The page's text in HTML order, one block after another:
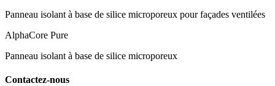
Panneau isolant à base de silice microporeux pour façades ventilées
AlphaCore Pure
Panneau isolant à base de silice microporeux
Contactez-nous